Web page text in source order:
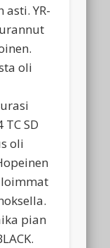
YR-
oli
SD
oli
pian